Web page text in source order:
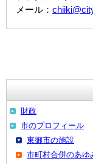
メール：
財政
市のプロフィール
東御市の施設
市町村合併のあゆ